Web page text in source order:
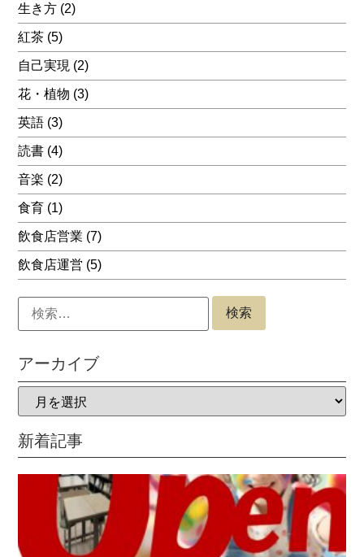
生き方 (2)
紅茶 (5)
自己実現 (2)
花・植物 (3)
英語 (3)
読書 (4)
音楽 (2)
食育 (1)
飲食店営業 (7)
飲食店運営 (5)
アーカイブ
新着記事